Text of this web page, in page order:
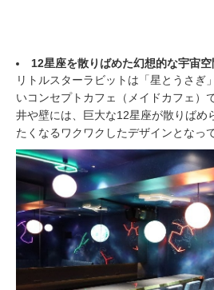
12星座を散りばめた幻想的な宇宙
リトルスターラビットは「星とうさぎ
いコンセプトカフェ（メイドカフェ）
井や壁には、巨大な12星座が散りばめ
たくなるワクワクしたデザインとなっ